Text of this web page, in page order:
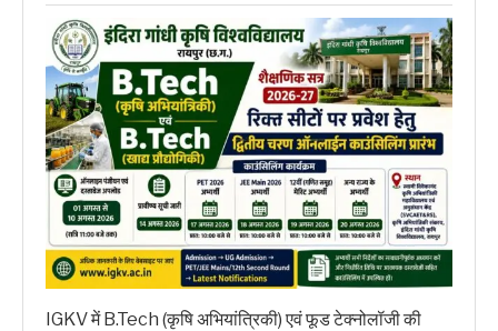
IGKV में B.Tech (कृषि अभियांत्रिकी) एवं फूड टेक्नोलॉजी की